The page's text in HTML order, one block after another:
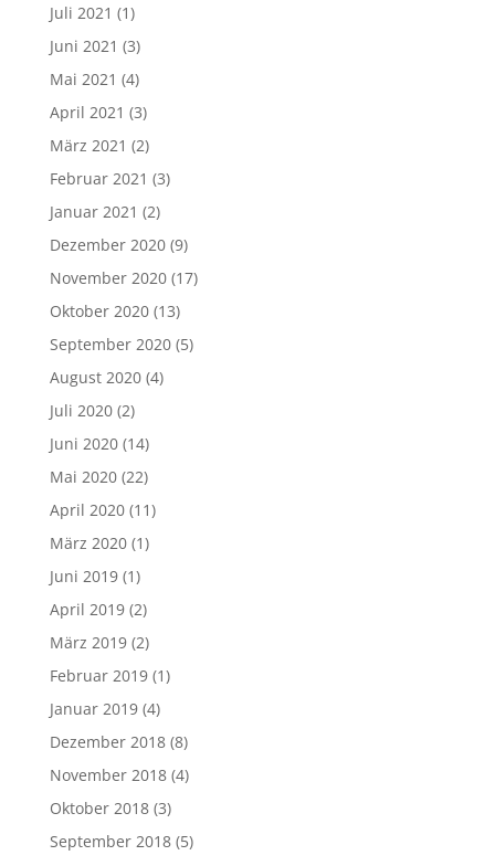
Juli 2021 (1)
Juni 2021 (3)
Mai 2021 (4)
April 2021 (3)
März 2021 (2)
Februar 2021 (3)
Januar 2021 (2)
Dezember 2020(9)
November 2020(17)
Oktober 2020(13)
September 2020(5)
August 2020(4)
Juli 2020(2)
Juni 2020(14)
Mai 2020(22)
April 2020(11)
März 2020(1)
Juni 2019(1)
April 2019(2)
März 2019(2)
Februar 2019(1)
Januar 2019(4)
Dezember 2018(8)
November 2018(4)
Oktober 2018(3)
September 2018(5)